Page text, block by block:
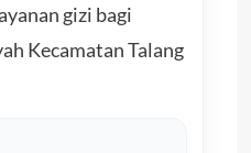
gizi bagi
Kecamatan Talang